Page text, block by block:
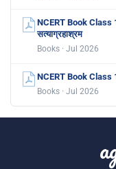
NCERT Book Class
सत्याग्रहाश्रम
Books · Jul 2026
NCERT Book Class
Books · Jul 2026